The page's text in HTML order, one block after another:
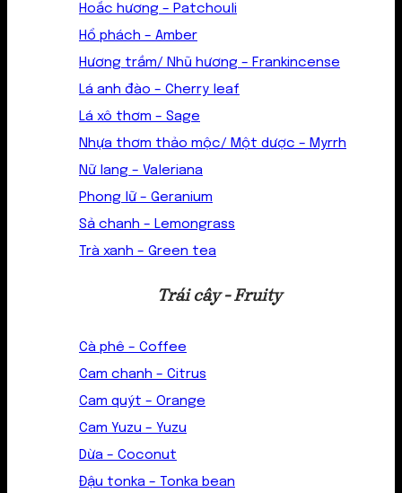
Hoắc hương – Patchouli
Hổ phách – Amber
Hương trầm/ Nhũ hương – Frankincense
Lá anh đào – Cherry leaf
Lá xô thơm – Sage
Nhựa thơm thảo mộc/ Một dược – Myrrh
Nữ lang – Valeriana
Phong lữ – Geranium
Sả chanh – Lemongrass
Trà xanh – Green tea
Trái cây - Fruity
Cà phê – Coffee
Cam chanh – Citrus
Cam quýt – Orange
Cam Yuzu – Yuzu
Dừa – Coconut
Đậu tonka – Tonka bean